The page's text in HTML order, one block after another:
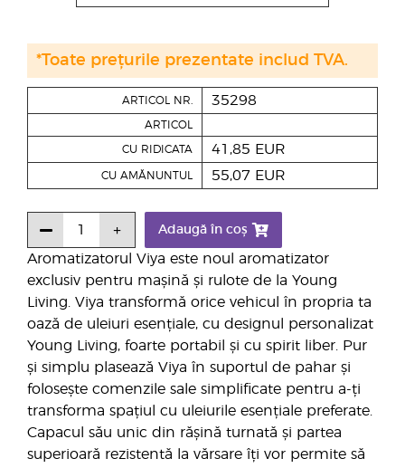
Aromatizatorul Viya este noul aromatizator
exclusiv pentru mașină și rulote de la Young
Living. Viya transformă orice vehicul în propria ta
oază de uleiuri esențiale, cu designul personalizat
Young Living, foarte portabil și cu spirit liber. Pur
și simplu plasează Viya în suportul de pahar și
folosește comenzile sale simplificate pentru a-ți
transforma spațiul cu uleiurile esențiale preferate.
Capacul său unic din rășină turnată și partea
superioară rezistentă la vărsare îți vor permite să
ARTICOL NR. 35298
ARTICOL
CU RIDICATA 41,85 EUR
CU AMĂNUNTUL 55,07 EUR
Adaugă în coș
*Toate prețurile prezentate includ TVA.